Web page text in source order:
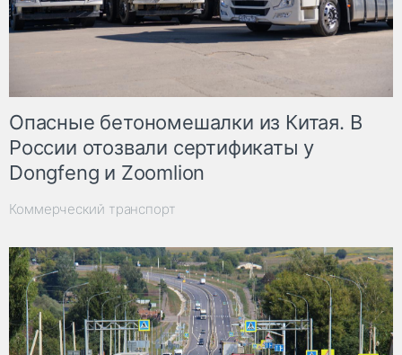
Опасные бетономешалки из Китая. В
России отозвали сертификаты у
Dongfeng и Zoomlion
Коммерческий транспорт